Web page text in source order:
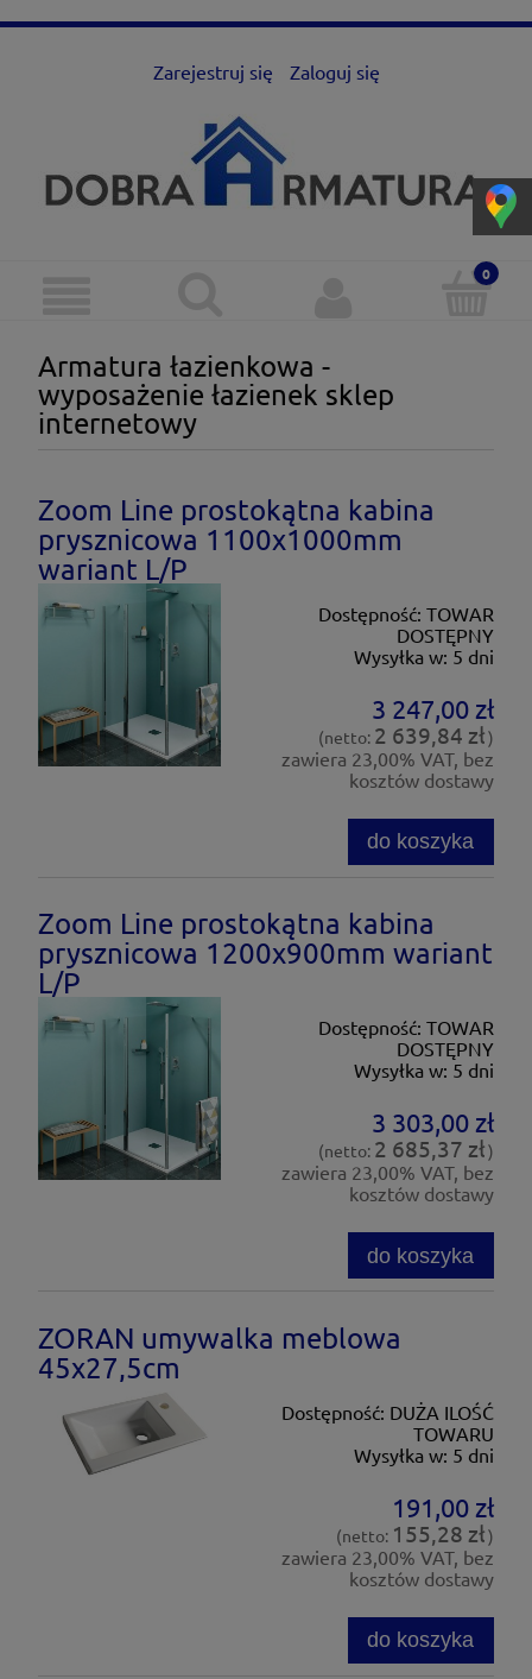
Zarejestruj się Zaloguj się
Armatura łazienkowa -
wyposażenie łazienek sklep
internetowy
Zoom Line prostokątna kabina
prysznicowa 1100x1000mm
wariant L/P
Dostępność: TOWAR
DOSTĘPNY
Wysyłka w: 5 dni
3 247,00 zł
(netto: 2 639,84 zł)
zawiera 23,00% VAT, bez
kosztów dostawy
do koszyka
Zoom Line prostokątna kabina
prysznicowa 1200x900mm wariant
L/P
Dostępność: TOWAR
DOSTĘPNY
Wysyłka w: 5 dni
3 303,00 zł
(netto: 2 685,37 zł)
zawiera 23,00% VAT, bez
kosztów dostawy
do koszyka
ZORAN umywalka meblowa
45x27,5cm
Dostępność: DUŻA ILOŚĆ
TOWARU
Wysyłka w: 5 dni
191,00 zł
(netto: 155,28 zł)
zawiera 23,00% VAT, bez
kosztów dostawy
do koszyka